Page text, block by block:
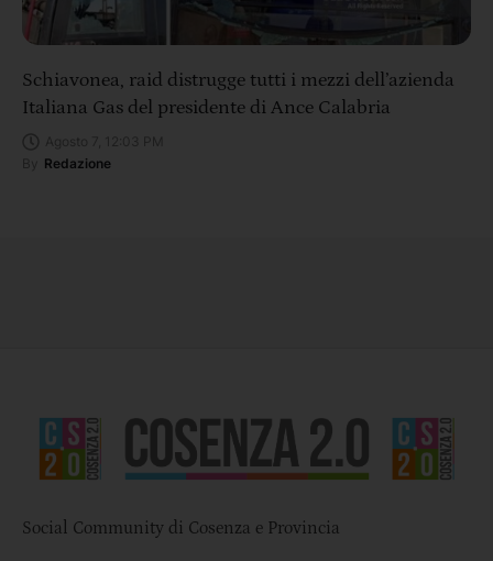
Schiavonea, raid distrugge tutti i mezzi dell’azienda
Italiana Gas del presidente di Ance Calabria
Redazione
Social Community di Cosenza e Provincia